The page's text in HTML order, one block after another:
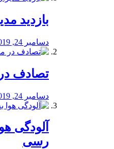
بازدید
دسامبر 24, 2019
تصادف
دسامبر 24, 2019
آلودگی
رسی